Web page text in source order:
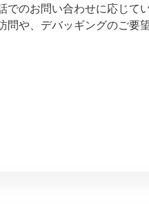
でのお問い合わせに応じて
問や、デバッギングのご要